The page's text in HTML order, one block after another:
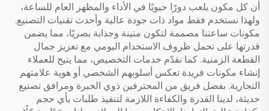
أن كل مكون يلعب دورًا حيويًا في الأداء والمظهر العام للساعة،
ولهذا نستخدم فقط مواد ذات جودة عالية وأحدث تقنيات التصنيع.
مكونات ساعتنا مصممة لتكون متينة وجذابة بصريًا، مما يضمن
قدرتها على تحمل ظروف الاستخدام اليومي مع تعزيز جمال
القطعة الزمنية. كما نقدّم خدمات التخصيص، مما يتيح للعملاء
إنشاء مكونات فريدة تعكس أسلوبهم الشخصي أو هوية علامتهم
التجارية. بفضل فريق من المحترفين ذوي الخبرة ومرافق تصنيع
حديثة، لدينا القدرة والكفاءة اللازمة لتنفيذ طلبات بأي حجم